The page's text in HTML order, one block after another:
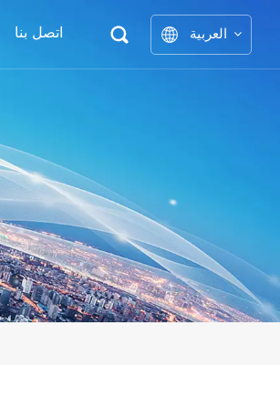
اتصل بنا العربية
العربية
español